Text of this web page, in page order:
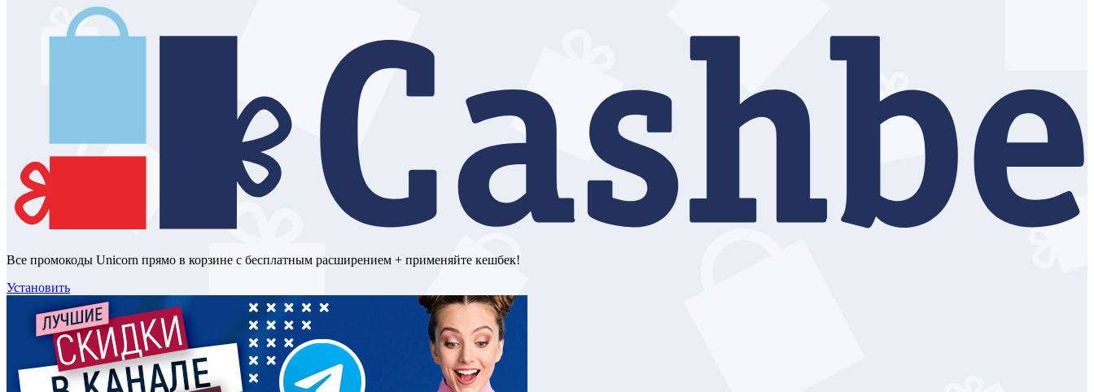
Все промокоды Unicorn прямо в корзине с бесплатным расширением + применяйте кешбек!
Установить